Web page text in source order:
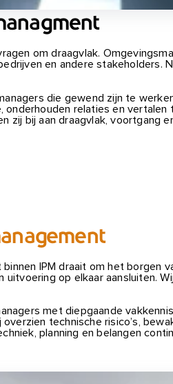
om draagvlak.
en andere
die gewend zijn te
onderhouden relaties en vertalen
zij bij aan draagvlak, voortgang
binnen IPM draait om het
uitvoering op elkaar aansluiten.
met diepgaande
technische risico’s,
planning en belangen